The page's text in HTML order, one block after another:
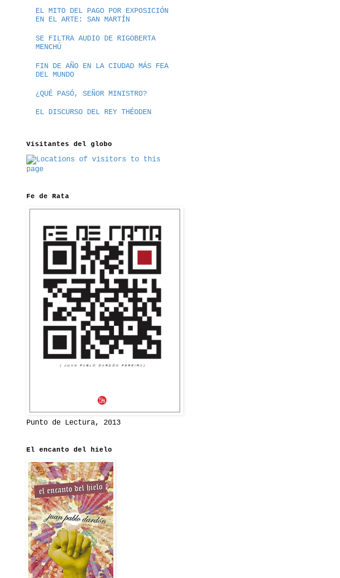
EL MITO DEL PAGO POR EXPOSICIÓN
EN EL ARTE: SAN MARTÍN
SE FILTRA AUDIO DE RIGOBERTA
MENCHÚ
FIN DE AÑO EN LA CIUDAD MÁS FEA
DEL MUNDO
¿QUÉ PASÓ, SEÑOR MINISTRO?
EL DISCURSO DEL REY THÉODEN
Visitantes del globo
Fe de Rata
Punto de Lectura, 2013
El encanto del hielo